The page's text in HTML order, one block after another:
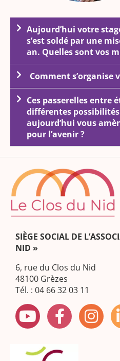
Aujourd’hui votre
s’est soldé par une
an. Quelles sont vos
Comment s’organise
Ces passerelles entre
différentes
aujourd’hui vous
pour l’avenir ?
SIÈGE SOCIAL DE
NID »
6, rue du Clos du Nid
48100 Grèzes
Tél. : 04 66 32 03 11